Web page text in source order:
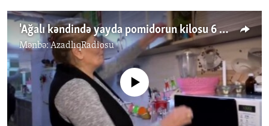
'Ağalı kəndində yayda pomidorun kilosu 6 manat idi'
Mənbə:AzadlıqRadiosu
No media source currently available